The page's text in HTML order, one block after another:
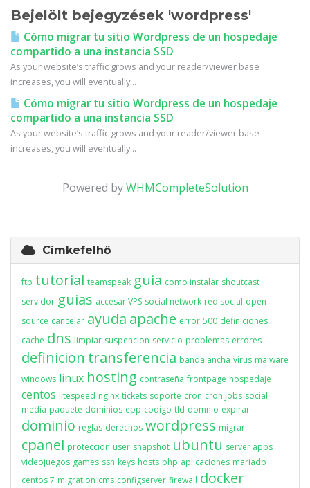
Bejelölt bejegyzések 'wordpress'
Cómo migrar tu sitio Wordpress de un hospedaje
compartido a una instancia SSD
As your website’s traffic grows and your reader/viewer base
increases, you will eventually...
Cómo migrar tu sitio Wordpress de un hospedaje
compartido a una instancia SSD
As your website’s traffic grows and your reader/viewer base
increases, you will eventually...
Powered byWHMCompleteSolution
Címkefelhő
ftp tutorial teamspeak guia como instalar shoutcast
servidor guias accesar VPS social network red social open
source cancelar ayuda apache error 500 definiciones
cache dns limpiar suspencion servicio problemas errores
definicion transferencia banda ancha virus malware
windows linux hosting contraseña frontpage hospedaje
centos litespeed nginx tickets soporte cron cron jobs social
media paquete dominios epp codigo tld domnio expirar
dominio reglas derechos wordpress migrar
cpanel proteccion user snapshot ubuntu server apps
videojuegos games ssh keys hosts php aplicaciones mariadb
centos 7 migration cms configserver firewall docker